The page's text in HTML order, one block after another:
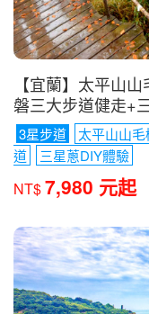
【宜蘭】太平山
磐三大步道健走+
3星步道
太平山山
道
三星蔥DIY體驗
NT$7,980 元起